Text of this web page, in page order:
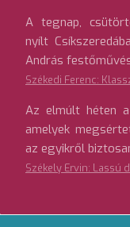
A tegnap,
nyílt
András
Székedi Ferenc:
Az elmúlt héten
amelyek
az egyikről
Székely Ervin: Lassú